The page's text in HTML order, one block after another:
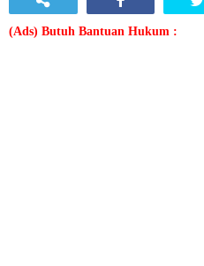
(Ads) Butuh Bantuan Hukum :